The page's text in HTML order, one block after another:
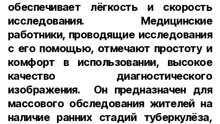
обеспечивает лёгкость и скорость
исследования. Медицинские
работники, проводящие исследования
с его помощью, отмечают простоту и
комфорт в использовании, высокое
качество диагностического
изображения. Он предназначен для
массового обследования жителей на
наличие ранних стадий туберкулёза,